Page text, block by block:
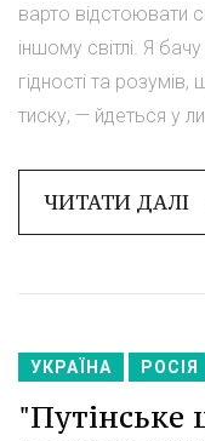
варто відстоювати
іншому світлі. Я
гідності та
тиску, — йдеться у
ЧИТАТИ ДАЛІ
УКРАЇНА РОСІЯ